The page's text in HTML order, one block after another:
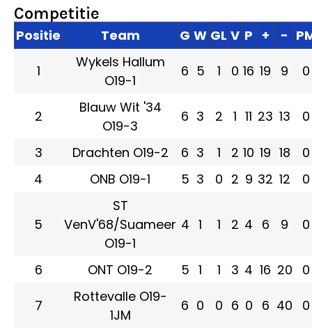
Competitie
Positie Team G W GL V P + -
1
Wykels Hallum
O19-1
6 5 1 0 16 19 9 0
2
Blauw Wit '34
O19-3
6 3 2 1 11 23 13 0
3 Drachten O19-2 6 3 1 2 10 19 18
0
4
ONB O19-1 5 3 0 2 9 32 12 0
5
ST
VenV'68/Suameer
O19-1
4 1 1 2 4 6 9 0
6 ONT O19-2 5 1 1 3 4 16 20 0
7
Rottevalle O19-
1JM
6 0 0 6 0 6 40 0